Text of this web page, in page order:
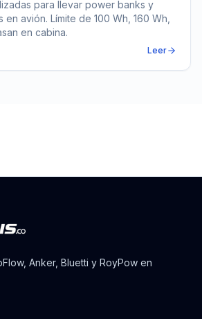
para llevar power banks y
avión. Límite de 100 Wh, 160 Wh,
en cabina.
Leer
Anker, Bluetti y RoyPow en